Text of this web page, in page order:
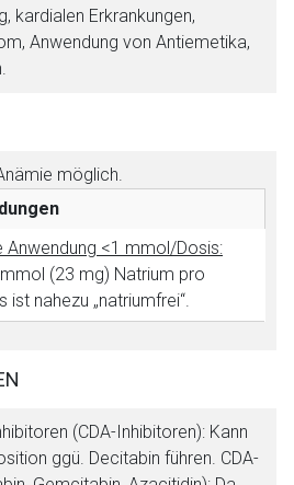
kardialen Erkrankungen,
Anwendung von Antiemetika,
möglich.
Anwendung <1 mmol/Dosis:
(23 mg) Natrium pro
ist nahezu „natriumfrei“.
(CDA-Inhibitoren): Kann
ggü. Decitabin führen. CDA-
Link öffnet eine externe Web-
externen Web-Seite ist deren
Ebenso gelten dort ggf. andere